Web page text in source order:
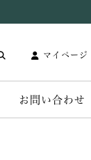
マイページ
お問い合わせ